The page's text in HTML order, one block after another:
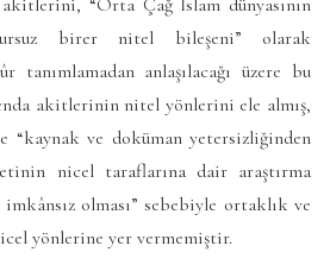
birer nitel bileşeni” olarak
tanımlamadan anlaşılacağı üzere bu
akitlerinin nitel yönlerini ele almış,
“kaynak ve doküman yetersizliğinden
nicel taraflarına dair araştırma
olması” sebebiyle ortaklık ve
yönlerine yer vermemiştir.